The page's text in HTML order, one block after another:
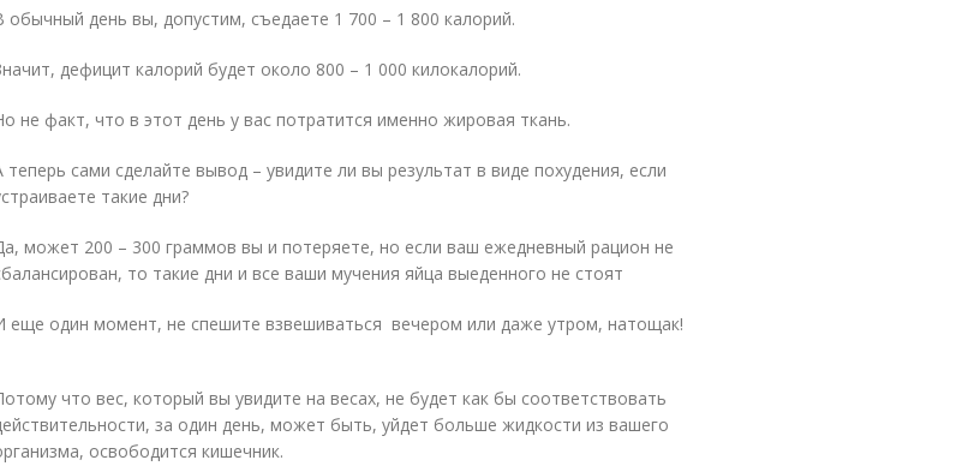
обычный день вы, допустим, съедаете 1 700 – 1 800 калорий.
дефицит калорий будет около 800 – 1 000 килокалорий.
не факт, что в этот день у вас потратится именно жировая ткань.
теперь сами сделайте вывод – увидите ли вы результат в виде похудения, если
такие дни?
может 200 – 300 граммов вы и потеряете, но если ваш ежедневный рацион не
то такие дни и все ваши мучения яйца выеденного не стоят
еще один момент, не спешите взвешиваться вечером или даже утром, натощак!
что вес, который вы увидите на весах, не будет как бы соответствовать
за один день, может быть, уйдет больше жидкости из вашего
освободится кишечник.